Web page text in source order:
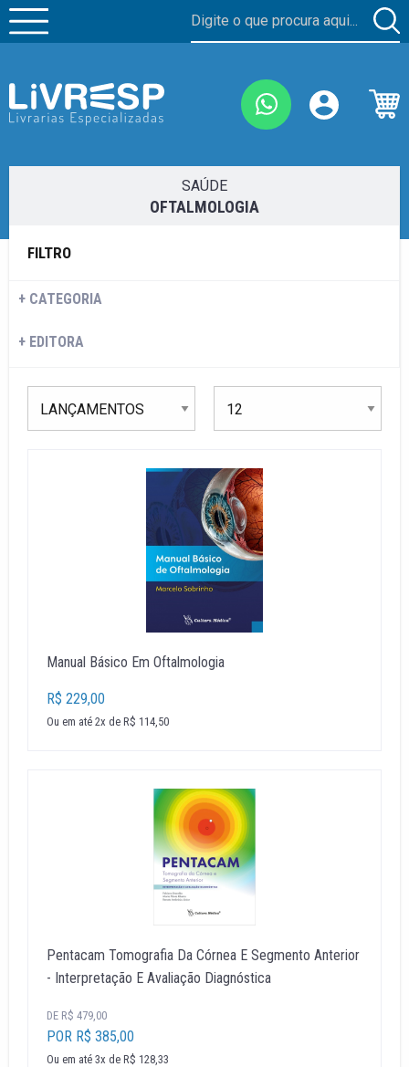
SAÚDE
OFTALMOLOGIA
FILTRO
CATEGORIA
EDITORA
Manual Básico Em Oftalmologia
R$ 229,00
Ou em até 2x de R$ 114,50
Pentacam Tomografia Da Córnea E Segmento Anterior
- Interpretação E Avaliação Diagnóstica
DE R$ 479,00
POR R$ 385,00
Ou em até 3x de R$ 128,33